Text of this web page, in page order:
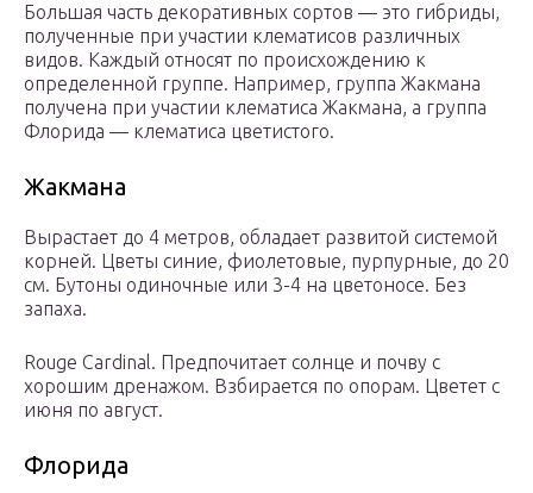
Большая часть декоративных сортов — это гибриды,
полученные при участии клематисов различных
видов. Каждый относят по происхождению к
определенной группе. Например, группа Жакмана
получена при участии клематиса Жакмана, а группа
Флорида — клематиса цветистого.
Жакмана
Вырастает до 4 метров, обладает развитой системой
корней. Цветы синие, фиолетовые, пурпурные, до 20
см. Бутоны одиночные или 3-4 на цветоносе. Без
запаха.
Rouge Cardinal. Предпочитает солнце и почву с
хорошим дренажом. Взбирается по опорам. Цветет с
июня по август.
Флорида